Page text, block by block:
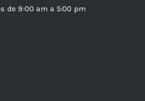
de 9:00 am a 5:00 pm